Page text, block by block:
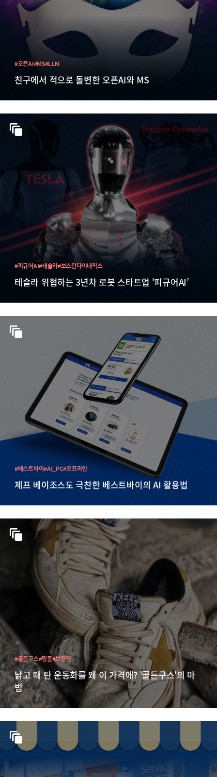
친구에서 적으로 돌변한 오픈AI와 MS
#오픈AI#MS#LLM
테슬라 위협하는 3년차 로봇 스타트업 ‘피규어AI’
#피규어AI#테슬라#보스턴다이내믹스
제프 베이조스도 극찬한 베스트바이의 AI 활용법
#베스트바이#AI_PC#오프라인
낡고 때 탄 운동화를 왜 이 가격에? '골든구스'의 마
법
#골든구스#명품#브랜딩